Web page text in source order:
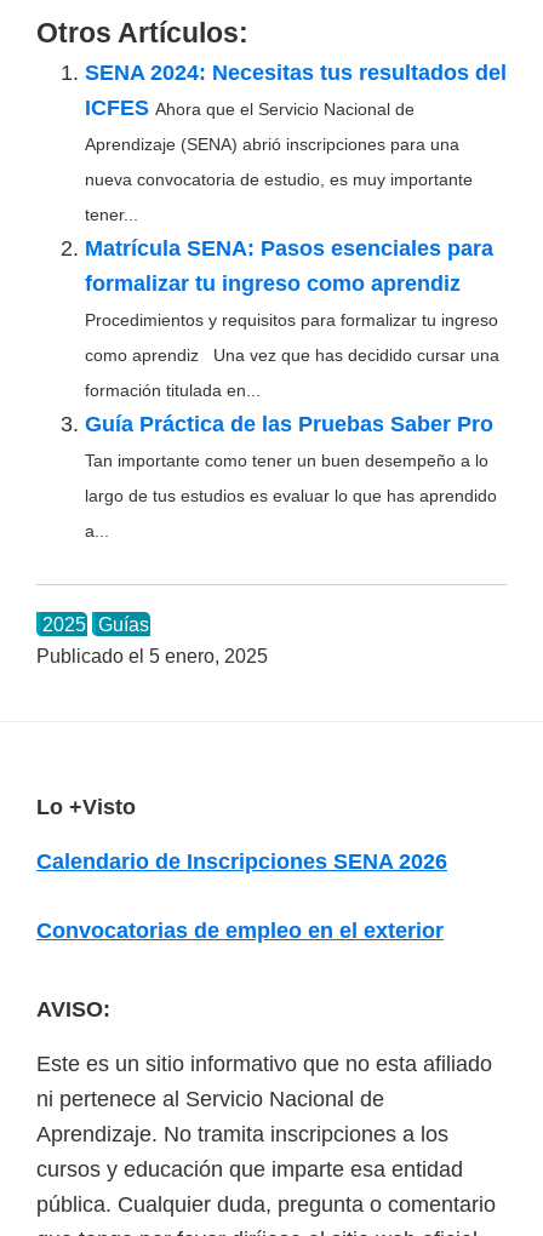
Otros Artículos:
SENA 2024: Necesitas tus resultados del
ICFES Ahora que el Servicio Nacional de
Aprendizaje (SENA) abrió inscripciones para una
nueva convocatoria de estudio, es muy importante
tener...
Matrícula SENA: Pasos esenciales para
formalizar tu ingreso como aprendiz
Procedimientos y requisitos para formalizar tu ingreso
como aprendiz Una vez que has decidido cursar una
formación titulada en...
Guía Práctica de las Pruebas Saber Pro
Tan importante como tener un buen desempeño a lo
largo de tus estudios es evaluar lo que has aprendido
a...
2025
Guías
Publicado el 5 enero, 2025
Lo +Visto
Calendario de Inscripciones SENA 2026
Convocatorias de empleo en el exterior
AVISO:
Este es un sitio informativo que no esta afiliado
ni pertenece al Servicio Nacional de
Aprendizaje. No tramita inscripciones a los
cursos y educación que imparte esa entidad
pública. Cualquier duda, pregunta o comentario